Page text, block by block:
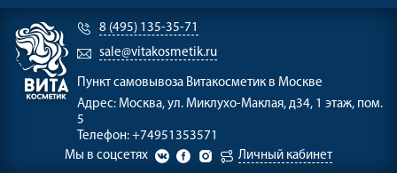
8 (495) 135-35-71
sale@vitakosmetik.ru
Пункт самовывоза Витакосметик в Москве
Адрес: Москва, ул. Миклухо-Маклая, д34, 1 этаж, пом.
5
Телефон: +74951353571
Мы в соцсетях
Личный кабинет